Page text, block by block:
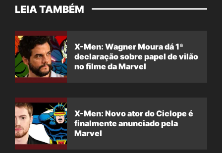
LEIA TAMBÉM
X-Men: Wagner Moura dá 1ª
declaração sobre papel de vilão
no filme da Marvel
X-Men: Novo ator do Ciclope é
finalmente anunciado pela
Marvel